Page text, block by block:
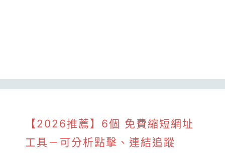
【2026推薦】6個 免費縮短網址
工具－可分析點擊、連結追蹤